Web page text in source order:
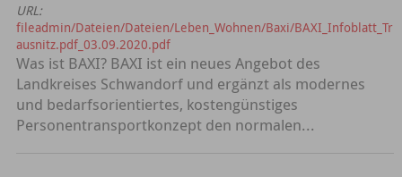
URL:
fileadmin/Dateien/Dateien/Leben_Wohnen/Baxi/BAXI_Infoblatt_Tr
ausnitz.pdf_03.09.2020.pdf
Was ist BAXI? BAXI ist ein neues Angebot des
Landkreises Schwandorf und ergänzt als modernes
und bedarfsorientiertes, kostengünstiges
Personentransportkonzept den normalen...